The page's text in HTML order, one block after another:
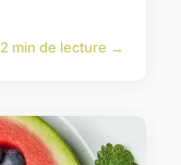
2 min de lecture →